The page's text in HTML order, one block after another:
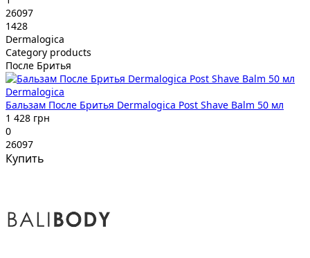
26097
1428
Dermalogica
Category products
После Бритья
Dermalogica
Бальзам После Бритья Dermalogica Post Shave Balm 50 мл
1 428 грн
0
26097
Купить